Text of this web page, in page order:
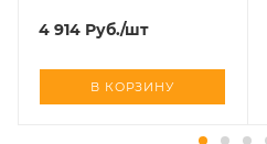
4 914 Руб./шт
В КОРЗИНУ